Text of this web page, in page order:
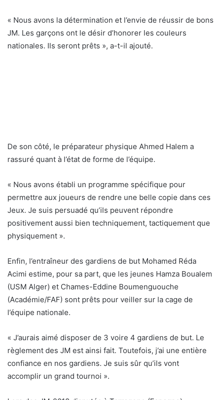
« Nous avons la détermination et l’envie de réussir de bons
JM. Les garçons ont le désir d’honorer les couleurs
nationales. Ils seront prêts », a-t-il ajouté.
De son côté, le préparateur physique Ahmed Halem a
rassuré quant à l’état de forme de l’équipe.
« Nous avons établi un programme spécifique pour
permettre aux joueurs de rendre une belle copie dans ces
Jeux. Je suis persuadé qu’ils peuvent répondre
positivement aussi bien techniquement, tactiquement que
physiquement ».
Enfin, l’entraîneur des gardiens de but Mohamed Réda
Acimi estime, pour sa part, que les jeunes Hamza Boualem
(USM Alger) et Chames-Eddine Boumenguouche
(Académie/FAF) sont prêts pour veiller sur la cage de
l’équipe nationale.
« J’aurais aimé disposer de 3 voire 4 gardiens de but. Le
règlement des JM est ainsi fait. Toutefois, j’ai une entière
confiance en nos gardiens. Je suis sûr qu’ils vont
accomplir un grand tournoi ».